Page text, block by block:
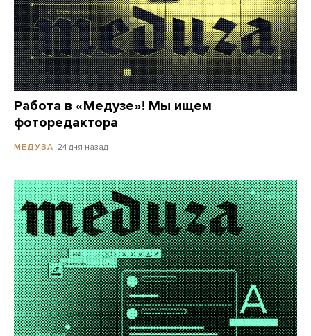
Работа в «Медузе»! Мы ищем
фоторедактора
МЕДУЗА 24 дня назад